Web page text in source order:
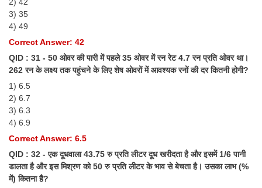
CHSL Study Notes
EXAMS
Stenographers Grade 'C&D'
SSC Constable (GD)
SSC Junior Engineers (J.E.)
Junior Hindi Translators (JHT)
3) 35
4) 49
Correct Answer: 42
QID : 31 - 50 ओवर की पारी में पहले 35 ओवर में रन रेट 4.7 रन प्रति ओवर था।
262 रन के लक्ष्य तक पहुंचने के लिए शेष ओवरों में आवश्यक रनों की दर कितनी होगी?
1) 6.5
2) 6.7
3) 6.3
4) 6.9
Correct Answer: 6.5
QID : 32 - एक दूधवाला 43.75 रु प्रति लीटर दूध खरीदता है और इसमें 1/6 पानी
डालता है और इस मिश्रण को 50 रु प्रति लीटर के भाव से बेचता है। उसका लाभ (%
में) कितना है?